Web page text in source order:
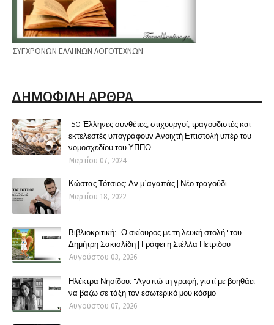
ΣΥΓΧΡΟΝΩΝ ΕΛΛΗΝΩΝ ΛΟΓΟΤΕΧΝΩΝ
ΔΗΜΟΦΙΛΗ ΑΡΘΡΑ
150 Έλληνες συνθέτες, στιχουργοί, τραγουδιστές και
εκτελεστές υπογράφουν Ανοιχτή Επιστολή υπέρ του
νομοσχεδίου του ΥΠΠΟ
Μαρτίου 07, 2024
Κώστας Τότσιος: Αν μ΄αγαπάς | Νέο τραγούδι
Μαρτίου 18, 2022
Βιβλιοκριτική: "Ο σκίουρος με τη λευκή στολή" του
Δημήτρη Σακισλίδη | Γράφει η Στέλλα Πετρίδου
Αυγούστου 03, 2026
Ηλέκτρα Νησίδου: "Αγαπώ τη γραφή, γιατί με βοηθάει
να βάζω σε τάξη τον εσωτερικό μου κόσμο"
Αυγούστου 07, 2026